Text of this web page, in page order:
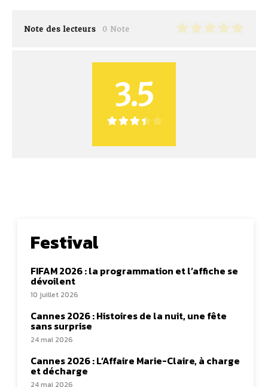
Note des lecteurs 0 Note
3.5
Festival
FIFAM 2026 : la programmation et l’affiche se
dévoilent
10 juillet 2026
Cannes 2026 : Histoires de la nuit, une fête
sans surprise
24 mai 2026
Cannes 2026 : L’Affaire Marie-Claire, à charge
et décharge
24 mai 2026